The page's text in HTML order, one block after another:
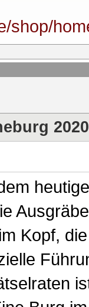
shop/
2020
Kopf,